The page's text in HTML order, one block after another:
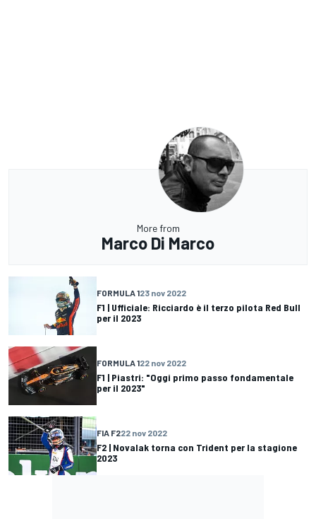
More from
Marco Di Marco
FORMULA 123 nov 2022
F1 | Ufficiale: Ricciardo è il terzo pilota Red Bull
per il 2023
FORMULA 122 nov 2022
F1 | Piastri: "Oggi primo passo fondamentale
per il 2023"
FIA F222 nov 2022
F2 | Novalak torna con Trident per la stagione
2023